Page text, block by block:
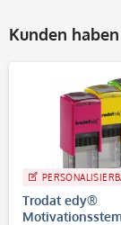
Kunden
Trodat edy®